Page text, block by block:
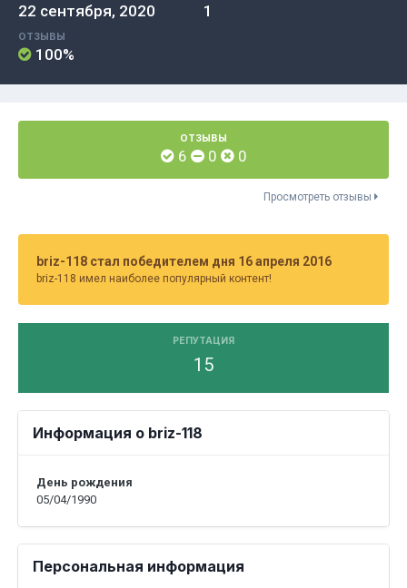
22 сентября, 2020 1
ОТЗЫВЫ
100%
ОТЗЫВЫ
6 0 0
Просмотреть отзывы
briz-118 стал победителем дня 16 апреля 2016
briz-118 имел наиболее популярный контент!
РЕПУТАЦИЯ
15
Информация о briz-118
День рождения
05/04/1990
Персональная информация